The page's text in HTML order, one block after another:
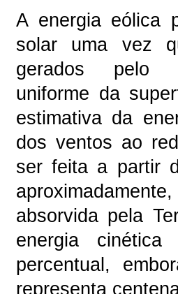
A energia eólica
solar uma vez
gerados pelo
uniforme da
estimativa da
dos ventos ao
ser feita a partir
absorvida pela
energia
percentual,
representa